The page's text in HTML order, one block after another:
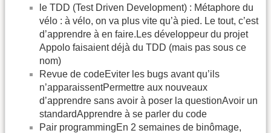
le TDD (Test Driven Development) : Métaphore du
vélo : à vélo, on va plus vite qu’à pied. Le tout, c’est
d’apprendre à en faire.Les développeur du projet
Appolo faisaient déjà du TDD (mais pas sous ce
nom)
Revue de codeEviter les bugs avant qu’ils
n’apparaissentPermettre aux nouveaux
d’apprendre sans avoir à poser la questionAvoir un
standardApprendre à se parler du code
Pair programmingEn 2 semaines de binômage,